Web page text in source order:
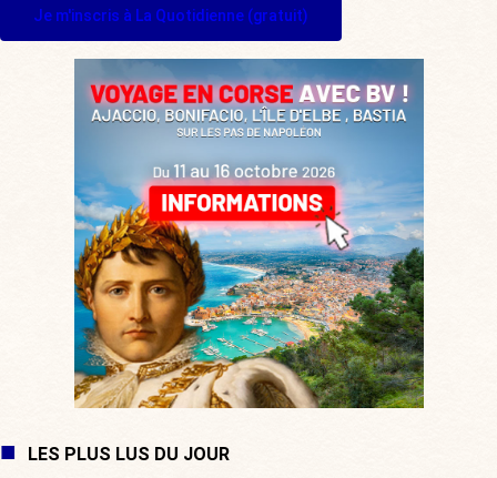
Je m'inscris à La Quotidienne (gratuit)
LES PLUS LUS DU JOUR